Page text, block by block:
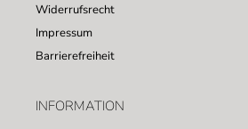
Widerrufsrecht
Impressum
Barrierefreiheit
INFORMATION